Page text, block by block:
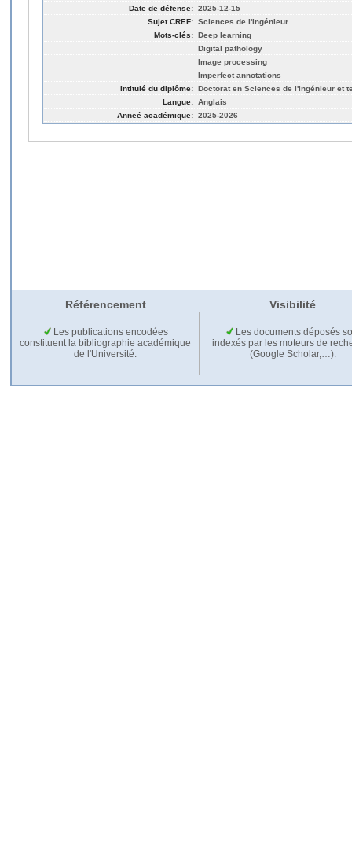
Date de défense: 2025-12-15
Sujet CREF: Sciences de l'ingénieur
Mots-clés: Deep learning
Digital pathology
Image processing
Imperfect annotations
Intitulé du diplôme: Doctorat en Sciences de l'ingénieur et
Langue: Anglais
Anneé académique: 2025-2026
Référencement Visibilité
Les publications encodées
constituent la bibliographie académique
de l'Université.
Les documents déposés
indexés par les moteurs de
(Google Scholar,…).